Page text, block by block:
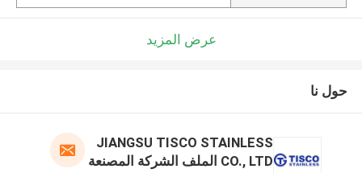
عرض المزيد
حول نا
JIANGSU TISCO STAINLESS
CO., LTD الملف الشركة المصنعة